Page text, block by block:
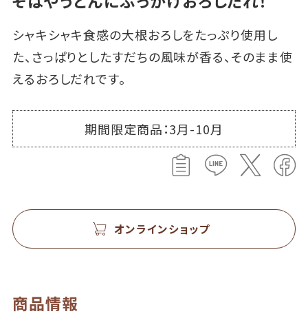
シャキシャキ食感の大根おろしをたっぷり使用し
た、さっぱりとしたすだちの風味が香る、そのまま使
えるおろしだれです。
期間限定商品：3月-10月
オンラインショップ
商品情報